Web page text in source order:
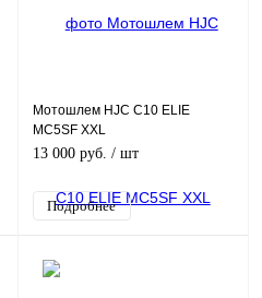
Мотошлем HJC C10 ELIE
MC5SF XXL
13 000 руб. / шт
Подробнее